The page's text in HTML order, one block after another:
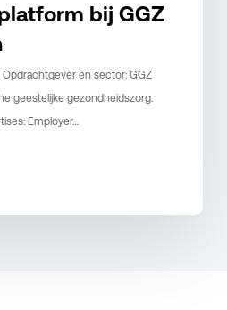
bij GGZ
en sector: GGZ
geestelijke gezondheidszorg.
Employer…